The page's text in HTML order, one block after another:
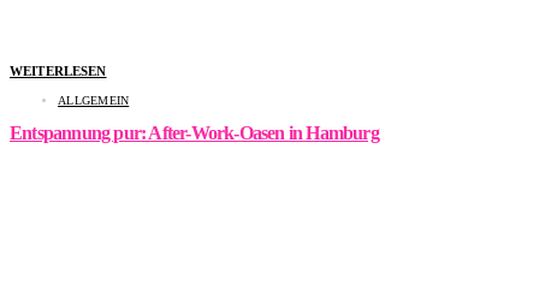
WEITERLESEN
ALLGEMEIN
Entspannung pur: After-Work-Oasen in Hamburg